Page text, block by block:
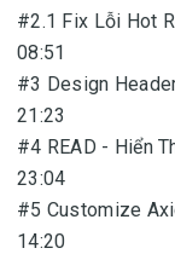
#2.1 Fix Lỗi Hot
08:51
#3 Design
21:23
#4 READ - Hiển
23:04
#5 Customize
14:20